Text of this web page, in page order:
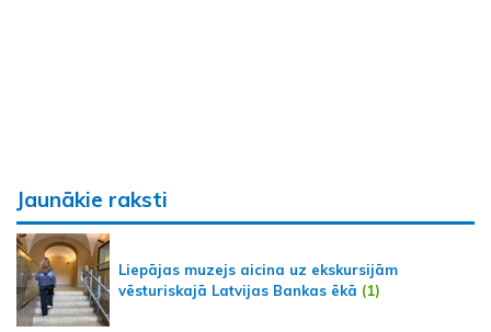
Jaunākie raksti
Liepājas muzejs aicina uz ekskursijām
vēsturiskajā Latvijas Bankas ēkā (1)